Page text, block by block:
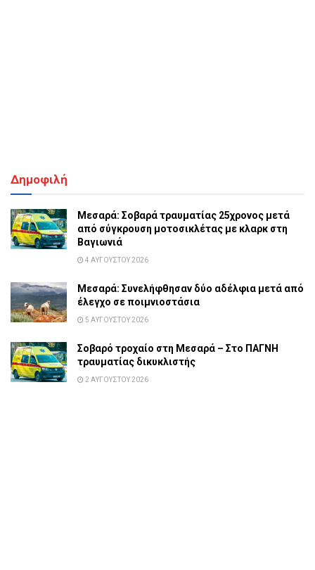
Δημοφιλή
Μεσαρά: Σοβαρά τραυματίας 25χρονος μετά
από σύγκρουση μοτοσικλέτας με κλαρκ στη
Βαγιωνιά
4 ΑΥΓΟΎΣΤΟΥ 2026
Μεσαρά: Συνελήφθησαν δύο αδέλφια μετά από
έλεγχο σε ποιμνιοστάσια
5 ΑΥΓΟΎΣΤΟΥ 2026
Σοβαρό τροχαίο στη Μεσαρά – Στο ΠΑΓΝΗ
τραυματίας δικυκλιστής
2 ΑΥΓΟΎΣΤΟΥ 2026